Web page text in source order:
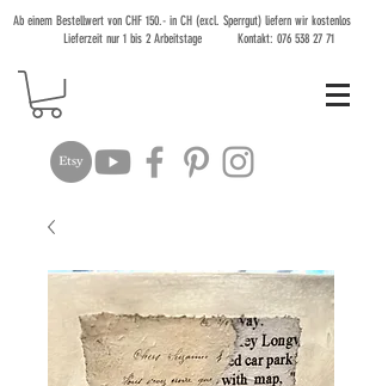
Ab einem Bestellwert von CHF 150.- in CH (excl. Sperrgut) liefern wir kostenlos
Lieferzeit nur 1 bis 2 Arbeitstage Kontakt: 076 538 27 71